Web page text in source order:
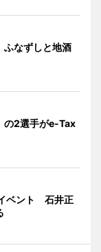
なずしと地酒
の2選手がe-Tax
ベント 石井正